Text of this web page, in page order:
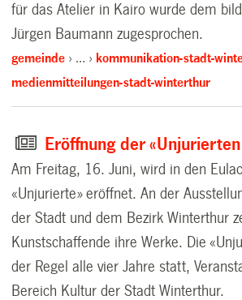
für das Atelier in Kairo wurde dem
Jürgen Baumann zugesprochen.
gemeinde …
kommunikation-stadt-
medienmitteilungen-stadt-winterthur
Eröffnung der
Am Freitag, 16. Juni, wird in den
«Unjurierte» eröffnet. An der
der Stadt und dem Bezirk Winterthur
Kunstschaffende ihre Werke. Die
der Regel alle vier Jahre statt,
Bereich Kultur der Stadt Winterthur.